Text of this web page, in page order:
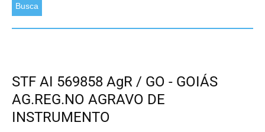
Busca
STF AI 569858 AgR / GO - GOIÁS
AG.REG.NO AGRAVO DE
INSTRUMENTO